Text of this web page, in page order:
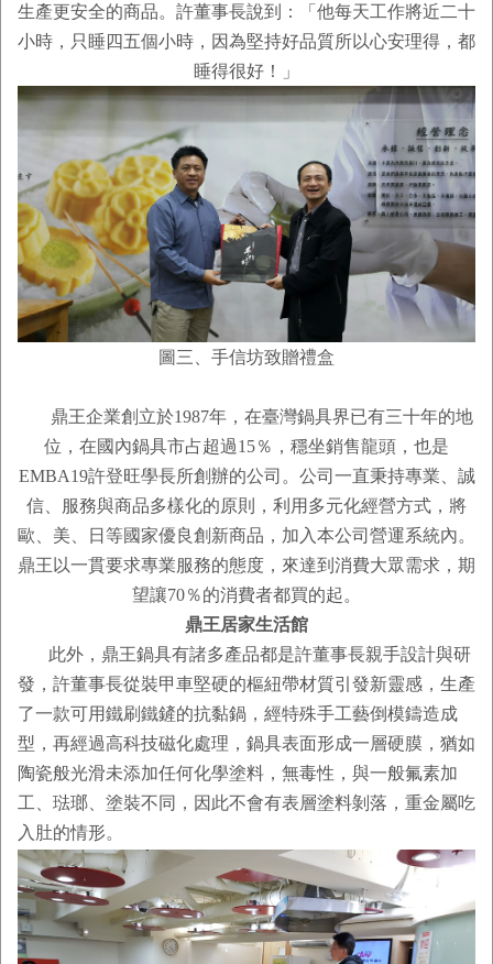
生產更安全的商品。許董事長說到：「他每天工作將近二十
小時，只睡四五個小時，因為堅持好品質所以心安理得，都
睡得很好！」
圖三、手信坊致贈禮盒
鼎王企業創立於1987年，在臺灣鍋具界已有三十年的地
位，在國內鍋具市占超過15％，穩坐銷售龍頭，也是
EMBA19許登旺學長所創辦的公司。公司一直秉持專業、誠
信、服務與商品多樣化的原則，利用多元化經營方式，將
歐、美、日等國家優良創新商品，加入本公司營運系統內。
鼎王以一貫要求專業服務的態度，來達到消費大眾需求，期
望讓70％的消費者都買的起。
鼎王居家生活館
此外，鼎王鍋具有諸多產品都是許董事長親手設計與研
發，許董事長從裝甲車堅硬的樞紐帶材質引發新靈感，生產
了一款可用鐵刷鐵鏟的抗黏鍋，經特殊手工藝倒模鑄造成
型，再經過高科技磁化處理，鍋具表面形成一層硬膜，猶如
陶瓷般光滑未添加任何化學塗料，無毒性，與一般氟素加
工、琺瑯、塗裝不同，因此不會有表層塗料剝落，重金屬吃
入肚的情形。